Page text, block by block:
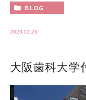
BLOG
2023.02.26
大阪歯科大学